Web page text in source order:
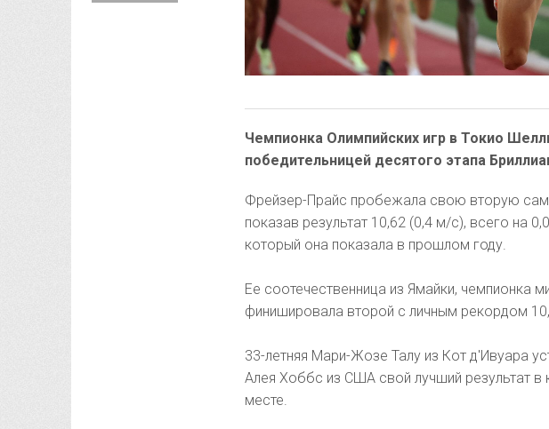
Чемпионка Олимпийских игр в Токио
победительницей десятого этапа
Фрейзер-Прайс пробежала свою вторую
показав результат 10,62 (0,4 м/с), всего на
который она показала в прошлом году.
Ее соотечественница из Ямайки,
финишировала второй с личным рекордом
33-летняя Мари-Жозе Талу из Кот д'Ивуара
Алея Хоббс из США свой лучший результат
месте.